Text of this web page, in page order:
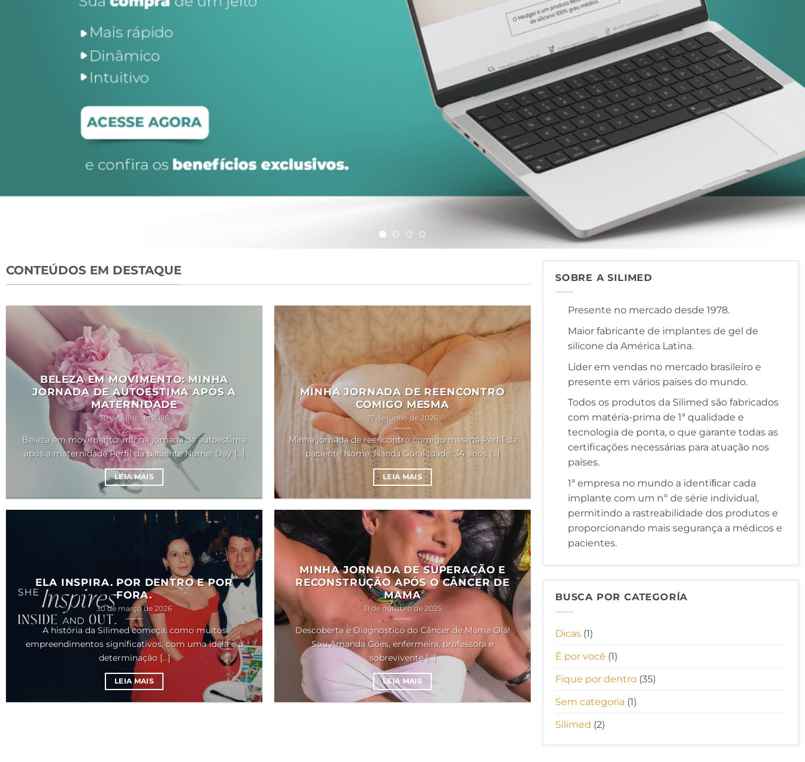
CONTEÚDOS EM DESTAQUE
BELEZA EM MOVIMENTO: MINHA
JORNADA DE AUTOESTIMA APÓS A
MATERNIDADE
30 de julho de 2026
Beleza em movimento: minha jornada de autoestima
após a maternidade Perfil da paciente Nome: Day [...]
LEIA MAIS
MINHA JORNADA DE REENCONTRO
COMIGO MESMA
17 de junho de 2026
Minha jornada de reencontro comigo mesma Perfil da
paciente Nome: Nanda Goral Idade: 34 anos [...]
LEIA MAIS
ELA INSPIRA. POR DENTRO E POR
FORA.
30 de março de 2026
A história da Silimed começa, como muitos
empreendimentos significativos, com uma ideia e a
determinação [...]
LEIA MAIS
MINHA JORNADA DE SUPERAÇÃO E
RECONSTRUÇÃO APÓS O CÂNCER DE
MAMA
31 de outubro de 2025
Descoberta e Diagnóstico do Câncer de Mama Olá!
Sou Amanda Góes, enfermeira, professora e
sobrevivente [...]
LEIA MAIS
SOBRE A SILIMED
Presente no mercado desde 1978.
Maior fabricante de implantes de gel de
silicone da América Latina.
Líder em vendas no mercado brasileiro e
presente em vários países do mundo.
Todos os produtos da Silimed são fabricados
com matéria-prima de 1ª qualidade e
tecnologia de ponta, o que garante todas as
certificações necessárias para atuação nos
países.
1ª empresa no mundo a identiﬁcar cada
implante com um nº de série individual,
permitindo a rastreabilidade dos produtos e
proporcionando mais segurança a médicos e
pacientes.
BUSCA POR CATEGORÍA
Dicas (1)
É por você (1)
Fique por dentro (35)
Sem categoria (1)
Silimed (2)